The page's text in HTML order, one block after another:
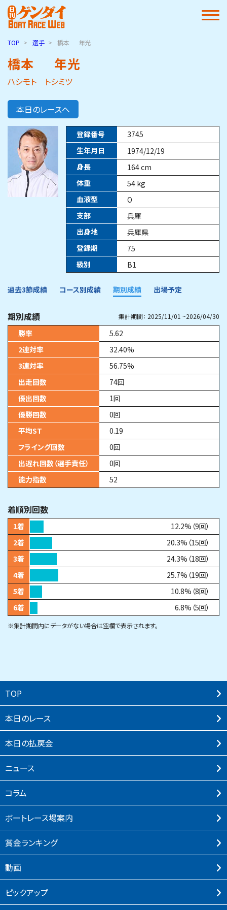
TOP 選手 橋本 年光
橋本 年光
ハシモト トシミツ
本日のレースへ
登録番号
3745
生年月日
1974/12/19
身長
164cm
体重
54 kg
血液型
O
支部
兵庫
出身地
兵庫県
登録期
75
級別
B1
過去3節成績 コース別成績 期別成績 出場予定
期別成績 集計期間： 2025/11/01 ~2026/04/30
勝率
5.62
2連対率
32.40%
3連対率
56.75%
出走回数
74回
優出回数
1回
優勝回数
0回
平均ST
0.19
フライング回数
0回
出遅れ回数（選手責任）
0回
能力指数
52
着順別回数
1着 12.2% （9回）
2着
20.3% （15回）
3着
24.3% （18回）
4着
25.7% （19回）
5着
10.8% （8回）
6着
6.8% （5回）
※集計期間内にデータがない場合は空欄で表示されます。
TOP
本⽇のレース
本⽇の払戻⾦
ニュース
コラム
ボートレース場案内
賞⾦ランキング
動画
ピックアップ